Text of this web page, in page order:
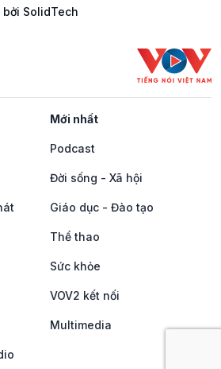
SolidTech
Mới nhất
Podcast
Đời sống - Xã hội
Giáo dục - Đào tạo
Thể thao
Sức khỏe
VOV2 kết nối
Multimedia